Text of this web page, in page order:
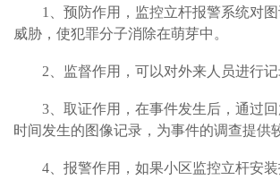
1
、预防作用，监控立杆报警系统对
威胁，使犯罪分子消除在萌芽中。
2 、监督作用，可以对外来人员进行记
3 、取证作用，在事件发生后，通过
时间发生的图像记录，为事件的调查提供
4 、报警作用，如果小区监控立杆安